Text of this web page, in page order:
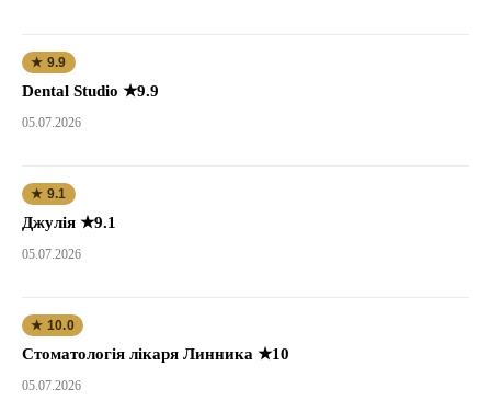
★ 9.9
Dental Studio ★9.9
05.07.2026
★ 9.1
Джулія ★9.1
05.07.2026
★ 10.0
Стоматологія лікаря Линника ★10
05.07.2026